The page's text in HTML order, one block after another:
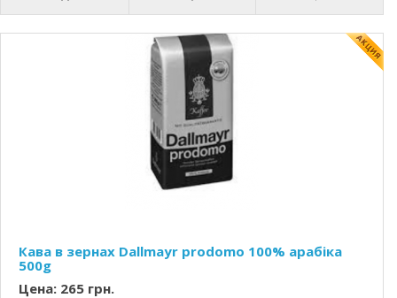
Кава в зернах Dallmayr prodomo 100% арабіка
500g
Цена: 265 грн.